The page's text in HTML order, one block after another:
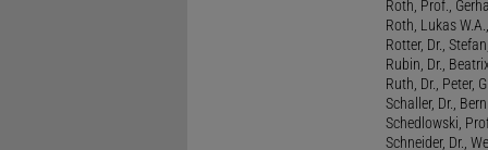
Roth, Prof.,
Roth, Lukas
Rotter, Dr.,
Rubin, Dr.,
Ruth, Dr., Peter,
Schaller, Dr.,
Schedlowski,
Schneider, Dr.,